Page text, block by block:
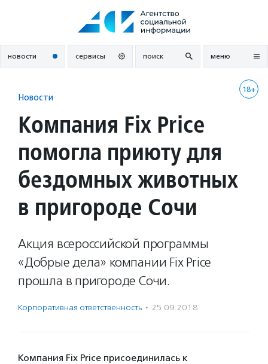
новости сервисы поиск меню
18+
Новости
Компания Fix Price
помогла приюту для
бездомных животных
в пригороде Сочи
Акция всероссийской программы
«Добрые дела» компании Fix Price
прошла в пригороде Сочи.
Корпоративная ответственность · 25.09.2018
Компания Fix Price присоединилась к